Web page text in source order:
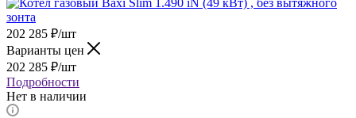
202 285 ₽/шт
Варианты цен
202 285 ₽/шт
Подробности
Нет в наличии